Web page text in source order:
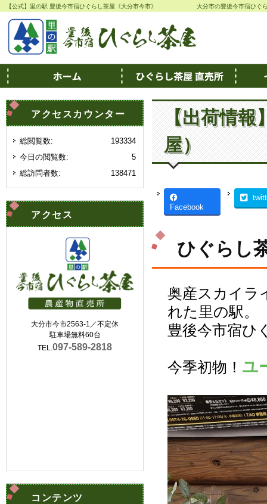
【公式】里の駅 豊後今市宿ひぐらし茶屋《大分市今市》 大分市の豊後今市宿ひぐ
【出荷情報
屋）
Facebook
ひぐらし
奥産スカイラ
れた里の駅。
豊後今市宿ひ
今季初物！ ユ
アクセスカウンター
193334
総閲覧数:
5
今日の閲覧数:
138471
総訪問者数:
アクセス
大分市今市2563-1／不定休
駐車場無料60台
TEL.097-589-2818
コンテンツ